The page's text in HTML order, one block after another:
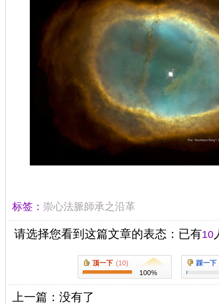
标签： 崇心法脈師承之沿革
请选择您看到这篇文章的表态：已有10
顶一下 (10)
100%
踩一下
上一篇：没有了